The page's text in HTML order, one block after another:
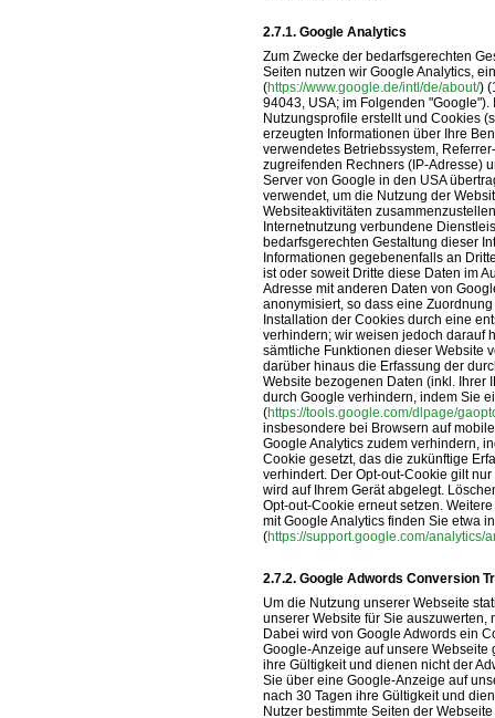
Google Analytics
Zum Zwecke der bedarfsgerechten
Seiten nutzen wir Google Analytics,
(https://www.google.de/intl/de/about/)
94043, USA; im Folgenden
Nutzungsprofile erstellt und Cookies
erzeugten Informationen über Ihre
verwendetes Betriebssystem,
zugreifenden Rechners (IP-Adresse)
Server von Google in den USA
verwendet, um die Nutzung der
Websiteaktivitäten
Internetnutzung verbundene
bedarfsgerechten Gestaltung dieser
Informationen gegebenenfalls an
ist oder soweit Dritte diese Daten im
Adresse mit anderen Daten von
anonymisiert, so dass eine
Installation der Cookies durch eine
verhindern; wir weisen jedoch darauf
sämtliche Funktionen dieser Website
darüber hinaus die Erfassung der
Website bezogenen Daten (inkl. Ihrer
durch Google verhindern, indem Sie
(https://tools.google.com/dlpage/
insbesondere bei Browsern auf
Google Analytics zudem verhindern,
Cookie gesetzt, das die zukünftige
verhindert. Der Opt-out-Cookie gilt
wird auf Ihrem Gerät abgelegt.
Opt-out-Cookie erneut setzen.
mit Google Analytics finden Sie etwa
(https://support.google.com/analytics/
Google Adwords Conversion
Um die Nutzung unserer Webseite
unserer Website für Sie
Dabei wird von Google Adwords ein
Google-Anzeige auf unsere
ihre Gültigkeit und dienen nicht der
Sie über eine Google-Anzeige auf
nach 30 Tagen ihre Gültigkeit und
Nutzer bestimmte Seiten der